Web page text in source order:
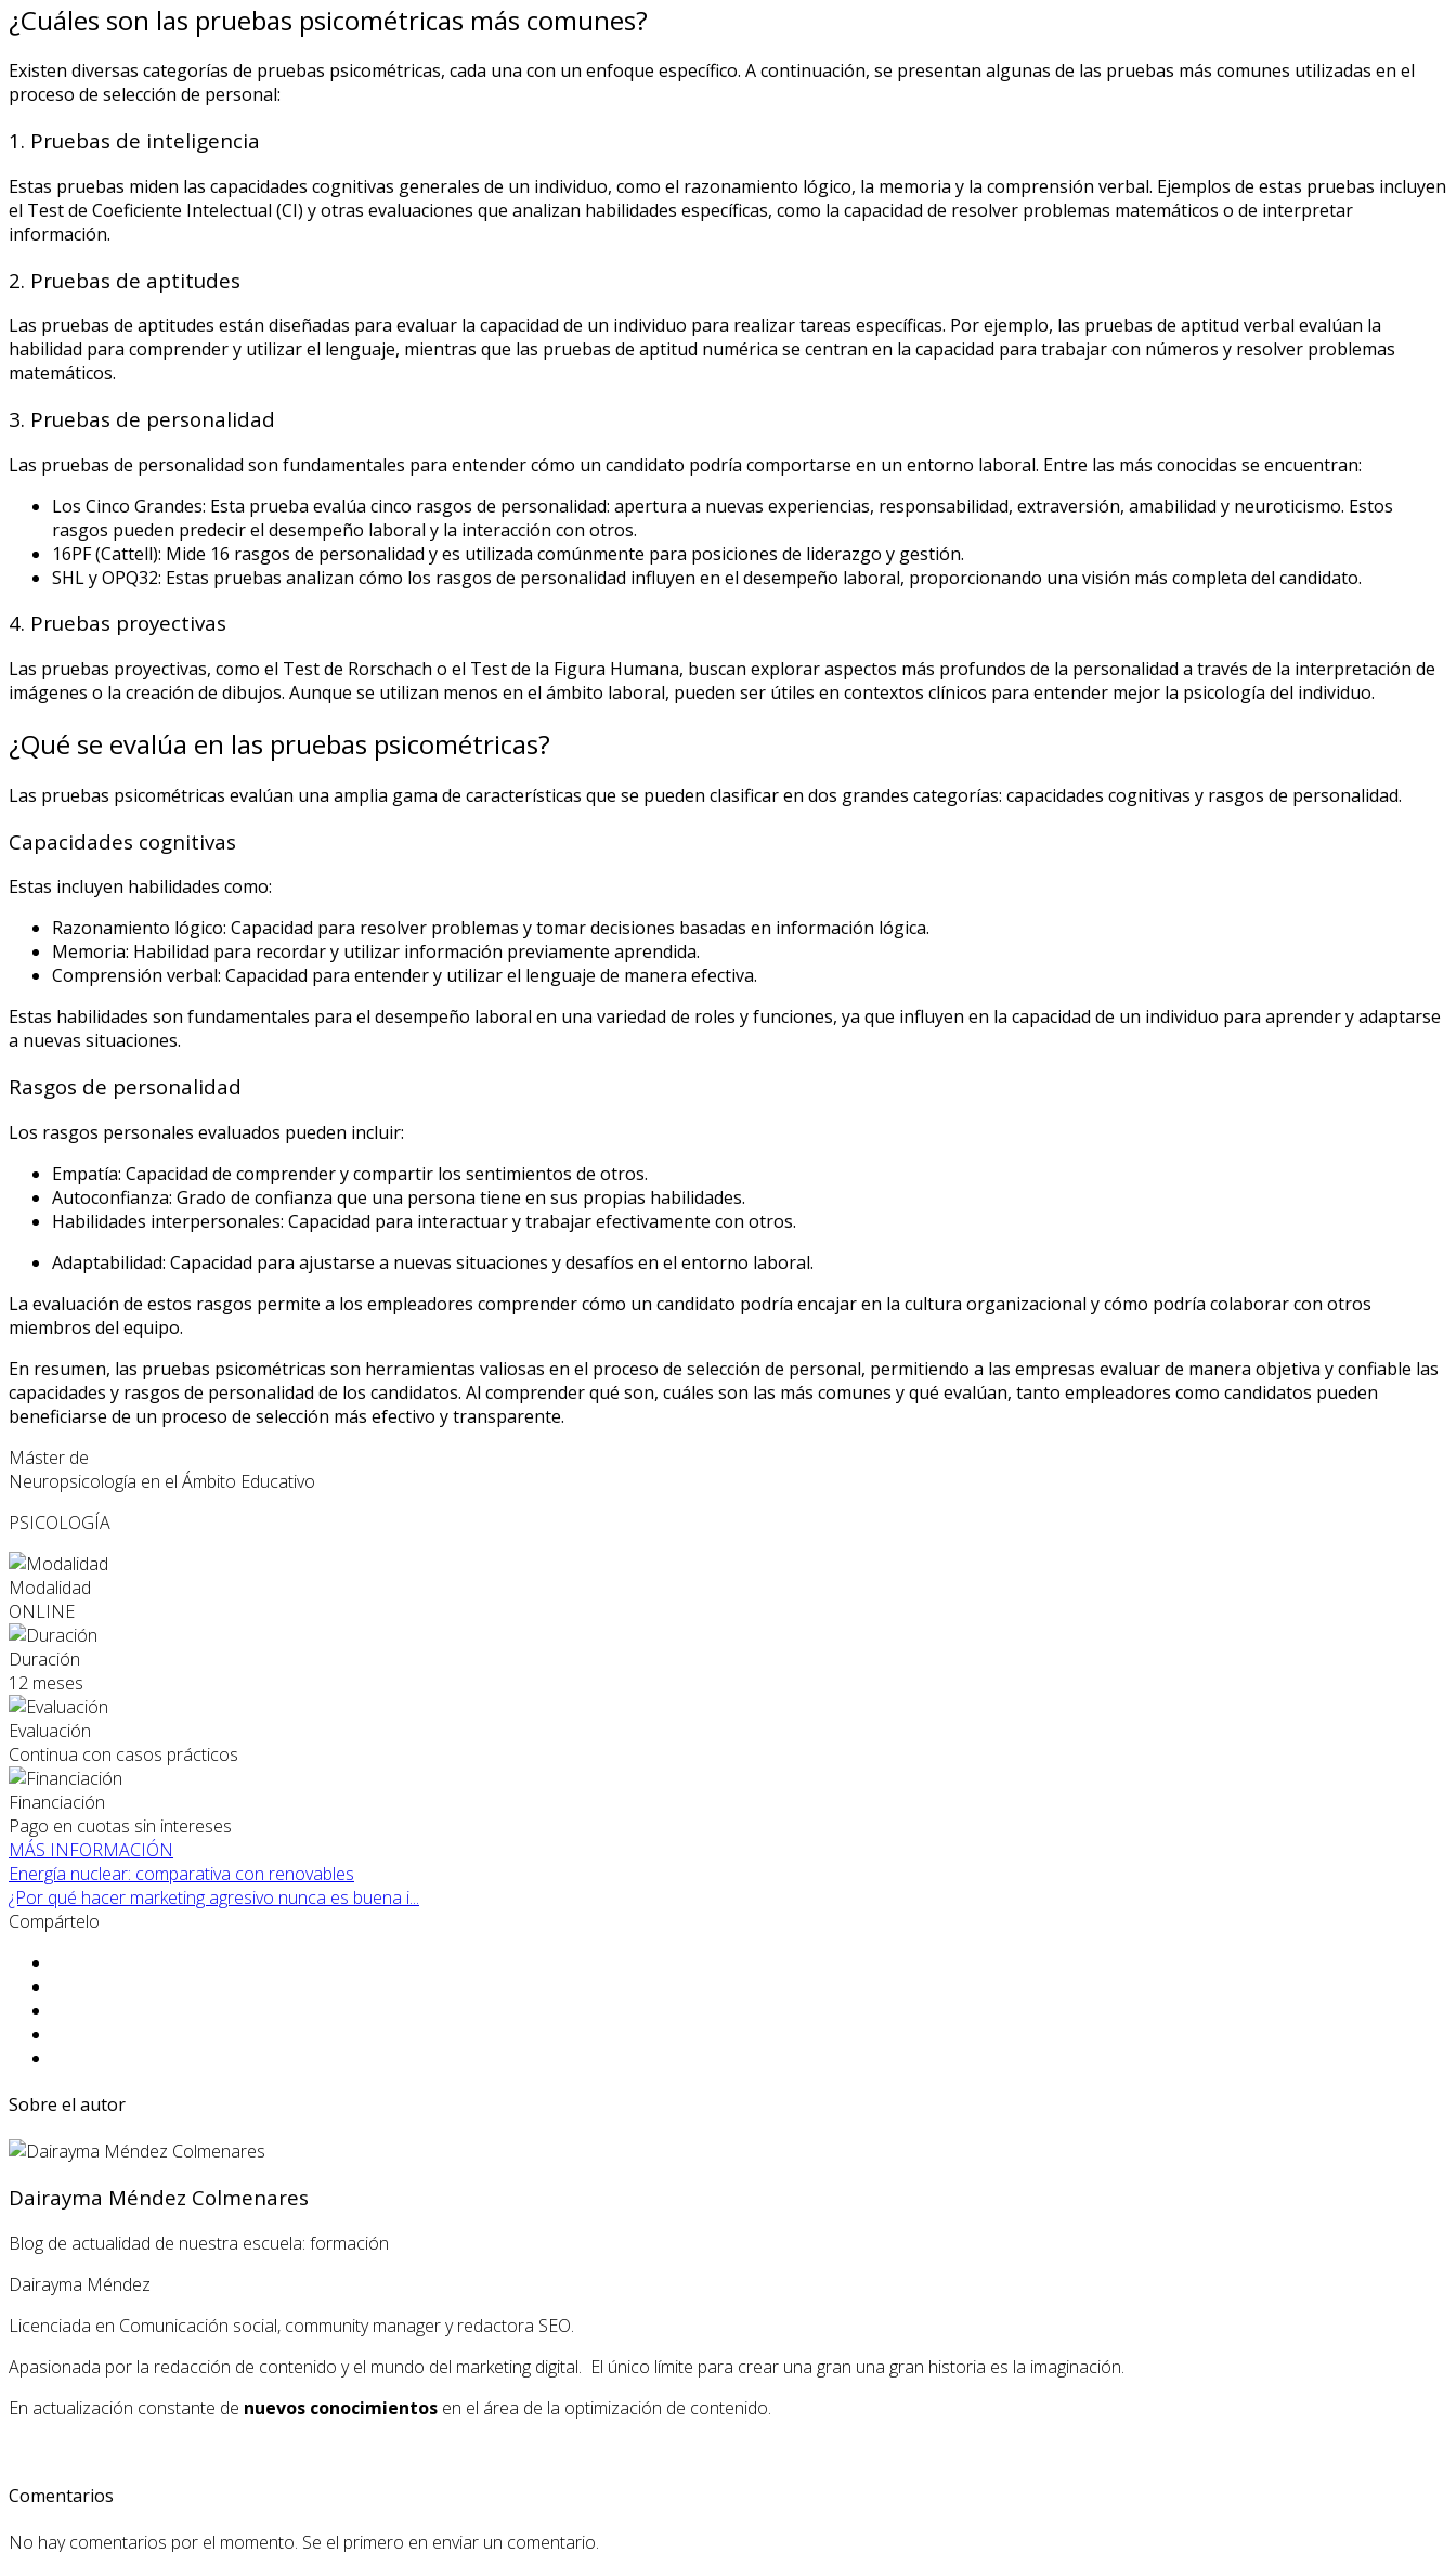
¿Cuáles son las pruebas psicométricas más comunes?
Existen diversas categorías de pruebas psicométricas, cada una con un enfoque específico. A continuación, se presentan algunas de las pruebas más comunes utilizadas en el
proceso de selección de personal:
1. Pruebas de inteligencia
Estas pruebas miden las capacidades cognitivas generales de un individuo, como el razonamiento lógico, la memoria y la comprensión verbal. Ejemplos de estas pruebas incluyen
el Test de Coeficiente Intelectual (CI) y otras evaluaciones que analizan habilidades específicas, como la capacidad de resolver problemas matemáticos o de interpretar
información.
2. Pruebas de aptitudes
Las pruebas de aptitudes están diseñadas para evaluar la capacidad de un individuo para realizar tareas específicas. Por ejemplo, las pruebas de aptitud verbal evalúan la
habilidad para comprender y utilizar el lenguaje, mientras que las pruebas de aptitud numérica se centran en la capacidad para trabajar con números y resolver problemas
matemáticos.
3. Pruebas de personalidad
Las pruebas de personalidad son fundamentales para entender cómo un candidato podría comportarse en un entorno laboral. Entre las más conocidas se encuentran:
Los Cinco Grandes: Esta prueba evalúa cinco rasgos de personalidad: apertura a nuevas experiencias, responsabilidad, extraversión, amabilidad y neuroticismo. Estos
rasgos pueden predecir el desempeño laboral y la interacción con otros.
16PF (Cattell): Mide 16 rasgos de personalidad y es utilizada comúnmente para posiciones de liderazgo y gestión.
SHL y OPQ32: Estas pruebas analizan cómo los rasgos de personalidad influyen en el desempeño laboral, proporcionando una visión más completa del candidato.
4. Pruebas proyectivas
Las pruebas proyectivas, como el Test de Rorschach o el Test de la Figura Humana, buscan explorar aspectos más profundos de la personalidad a través de la interpretación de
imágenes o la creación de dibujos. Aunque se utilizan menos en el ámbito laboral, pueden ser útiles en contextos clínicos para entender mejor la psicología del individuo.
¿Qué se evalúa en las pruebas psicométricas?
Las pruebas psicométricas evalúan una amplia gama de características que se pueden clasificar en dos grandes categorías: capacidades cognitivas y rasgos de personalidad.
Capacidades cognitivas
Estas incluyen habilidades como:
Razonamiento lógico: Capacidad para resolver problemas y tomar decisiones basadas en información lógica.
Memoria: Habilidad para recordar y utilizar información previamente aprendida.
Comprensión verbal: Capacidad para entender y utilizar el lenguaje de manera efectiva.
Estas habilidades son fundamentales para el desempeño laboral en una variedad de roles y funciones, ya que influyen en la capacidad de un individuo para aprender y adaptarse
a nuevas situaciones.
Rasgos de personalidad
Los rasgos personales evaluados pueden incluir:
Empatía: Capacidad de comprender y compartir los sentimientos de otros.
Autoconfianza: Grado de confianza que una persona tiene en sus propias habilidades.
Habilidades interpersonales: Capacidad para interactuar y trabajar efectivamente con otros.
Adaptabilidad: Capacidad para ajustarse a nuevas situaciones y desafíos en el entorno laboral.
La evaluación de estos rasgos permite a los empleadores comprender cómo un candidato podría encajar en la cultura organizacional y cómo podría colaborar con otros
miembros del equipo.
En resumen, las pruebas psicométricas son herramientas valiosas en el proceso de selección de personal, permitiendo a las empresas evaluar de manera objetiva y confiable las
capacidades y rasgos de personalidad de los candidatos. Al comprender qué son, cuáles son las más comunes y qué evalúan, tanto empleadores como candidatos pueden
beneficiarse de un proceso de selección más efectivo y transparente.
Máster de
Neuropsicología en el Ámbito Educativo
PSICOLOGÍA
Modalidad
ONLINE
Duración
12 meses
Evaluación
Continua con casos prácticos
Financiación
Pago en cuotas sin intereses
MÁS INFORMACIÓN
Energía nuclear: comparativa con renovables
¿Por qué hacer marketing agresivo nunca es buena i...
Compártelo
Sobre el autor
Dairayma Méndez Colmenares
Blog de actualidad de nuestra escuela: formación
Dairayma Méndez
Licenciada en Comunicación social, community manager y redactora SEO.
Apasionada por la redacción de contenido y el mundo del marketing digital. El único límite para crear una gran una gran historia es la imaginación.
En actualización constante de nuevos conocimientos en el área de la optimización de contenido.
Comentarios
No hay comentarios por el momento. Se el primero en enviar un comentario.